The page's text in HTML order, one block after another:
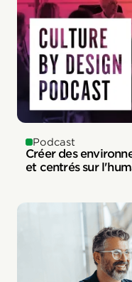
Podcast
Créer des
et centrés sur